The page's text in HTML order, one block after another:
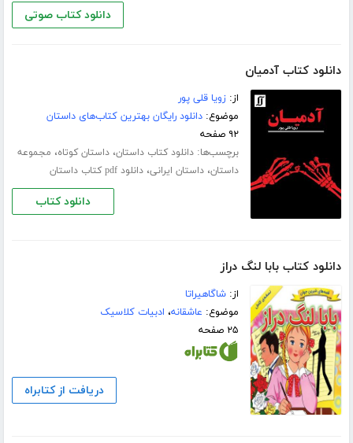
دانلود کتاب صوتی
دانلود کتاب آدمیان
از:زویا قلی پور
موضوع:دانلود رایگان بهترین کتاب‌های داستان
۹۲ صفحه
برچسب‌ها:دانلود کتاب داستان،داستان کوتاه، مجموعه
داستان،داستان ایرانی،دانلود pdf کتاب داستان
دانلود کتاب
دانلود کتاب بابا لنگ دراز
از:شاگاهیراتا
موضوع: عاشقانه، ادبیات کلاسیک
۲۵ صفحه
دریافت از کتابراه